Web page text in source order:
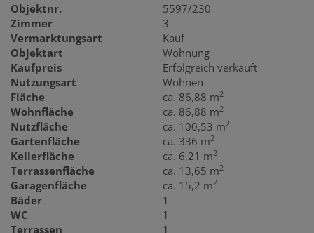
Objektnr.
5597/230
Zimmer
3
Vermarktungsart
Kauf
Objektart
Wohnung
Kaufpreis
Erfolgreich verkauft
Nutzungsart
Wohnen
Fläche
ca. 86,88 m2
Wohnfläche ca. 86,88 m2
Nutzfläche ca. 100,53 m2
Gartenfläche ca. 336 m2
Kellerfläche ca. 6,21 m2
Terrassenfläche ca. 13,65 m2
Garagenfläche ca. 15,2 m2
Bäder
1
WC
1
Terrassen
1